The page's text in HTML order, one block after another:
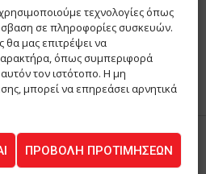
τεχνολογίες όπως
σε πληροφορίες συσκευών.
θα μας επιτρέψει να
όπως συμπεριφορά
τον ιστότοπο. Η μη
μπορεί να επηρεάσει αρνητικά
ΠΡΟΒΟΛΉ ΠΡΟΤΙΜΉΣΕΩΝ